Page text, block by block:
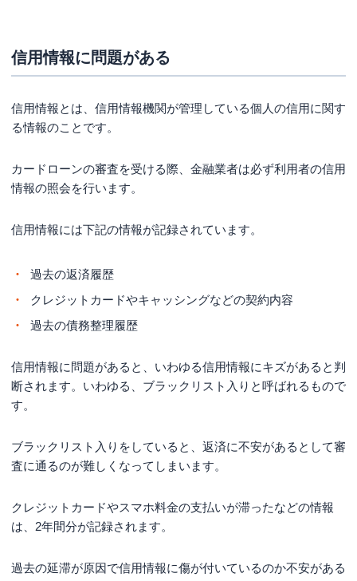
信用情報に問題がある
信用情報とは、信用情報機関が管理している個人の信用に関す
る情報のことです。
カードローンの審査を受ける際、金融業者は必ず利用者の信用
情報の照会を行います。
信用情報には下記の情報が記録されています。
過去の返済履歴
クレジットカードやキャッシングなどの契約内容
過去の債務整理履歴
信用情報に問題があると、いわゆる信用情報にキズがあると判
断されます。いわゆる、ブラックリスト入りと呼ばれるもので
す。
ブラックリスト入りをしていると、返済に不安があるとして審
査に通るのが難しくなってしまいます。
クレジットカードやスマホ料金の支払いが滞ったなどの情報
は、2年間分が記録されます。
過去の延滞が原因で信用情報に傷が付いているのか不安がある